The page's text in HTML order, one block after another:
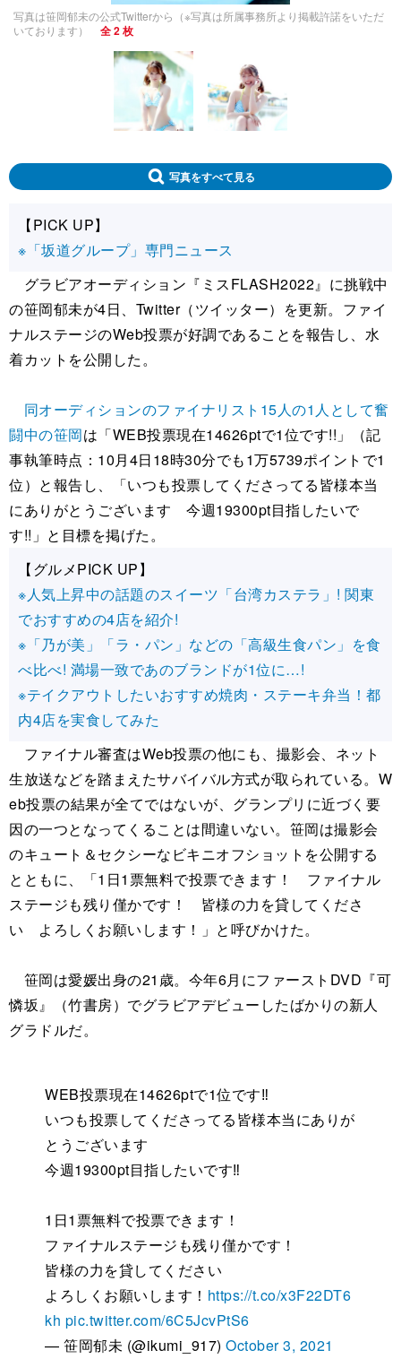
写真は笹岡郁未の公式Twitterから（※写真は所属事務所より掲載許諾をいただ
いております）
全 2 枚
写真をすべて見る
【PICK UP】
※「坂道グループ」専門ニュース
グラビアオーディション『ミスFLASH2022』に挑戦中
の笹岡郁未が4日、Twitter（ツイッター）を更新。ファイ
ナルステージのWeb投票が好調であることを報告し、水
着カットを公開した。
同オーディションのファイナリスト15人の1人として奮
闘中の笹岡は「WEB投票現在14626ptで1位です!!」（記
事執筆時点：10月4日18時30分でも1万5739ポイントで1
位）と報告し、「いつも投票してくださってる皆様本当
にありがとうございます 今週19300pt目指したいで
す!!」と目標を掲げた。
【グルメPICK UP】
※人気上昇中の話題のスイーツ「台湾カステラ」! 関東
でおすすめの4店を紹介!
※「乃が美」「ラ・パン」などの「高級生食パン」を食
べ比べ! 満場一致であのブランドが1位に…!
※テイクアウトしたいおすすめ焼肉・ステーキ弁当！都
内4店を実食してみた
ファイナル審査はWeb投票の他にも、撮影会、ネット
生放送などを踏まえたサバイバル方式が取られている。W
eb投票の結果が全てではないが、グランプリに近づく要
因の一つとなってくることは間違いない。笹岡は撮影会
のキュート＆セクシーなビキニオフショットを公開する
とともに、「1日1票無料で投票できます！ ファイナル
ステージも残り僅かです！ 皆様の力を貸してくださ
い よろしくお願いします！」と呼びかけた。
笹岡は愛媛出身の21歳。今年6月にファーストDVD『可
憐坂』（竹書房）でグラビアデビューしたばかりの新人
グラドルだ。
WEB投票現在14626ptで1位です‼️
いつも投票してくださってる皆様本当にありが
とうございます
今週19300pt目指したいです‼️
1日1票無料で投票できます！
ファイナルステージも残り僅かです！
皆様の力を貸してください
よろしくお願いします！ https://t.co/x3F22DT6
kh pic.twitter.com/6C5JcvPtS6
— 笹岡郁未 (@ikumi_917) October 3, 2021